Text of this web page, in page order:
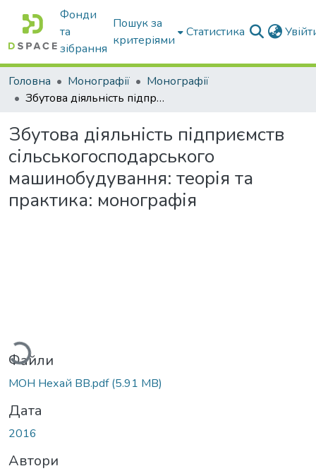
Фонди
та
зібрання
Пошук за
критеріями
Статистика
Головна Монографії
Монографії
Збутова діяльність підприємств сільськогосподарського машинобудування: теорія та практика: монографія
Збутова діяльність підприємств
сільськогосподарського
машинобудування: теорія та
практика: монографія
Файли
МОН Нехай ВВ.pdf(5.91 MB)
Дата
2016
Автори